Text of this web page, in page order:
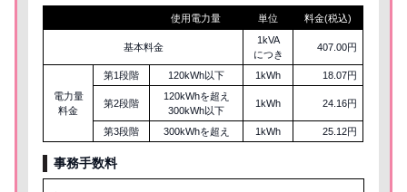
使用電力量 単位 料金(税込)
基本料金
1kVA
につき
407.00円
電力量
料金
第1段階 120kWh以下 1kWh 18.07円
第2段階
120kWhを超え
300kWh以下
1kWh 24.16円
第3段階 300kWhを超え 1kWh 25.12円
事務手数料